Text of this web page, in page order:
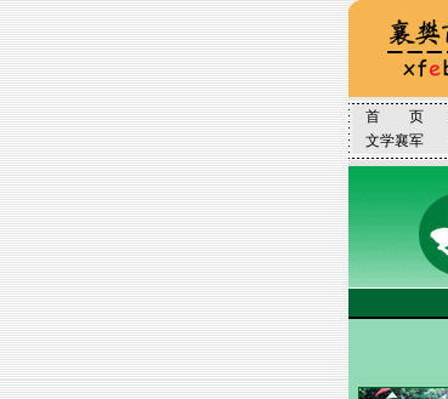
首 页
文学襄军